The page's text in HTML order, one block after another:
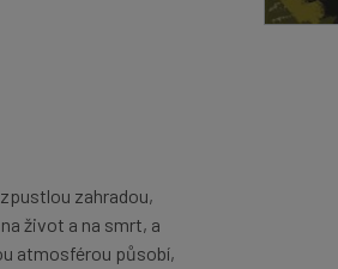
zahradou,
život a na smrt, a
atmosférou působí,